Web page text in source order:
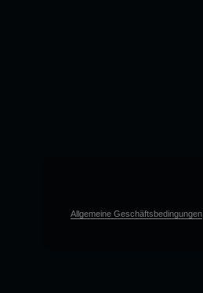
Allgemeine Geschäftsbedingungen